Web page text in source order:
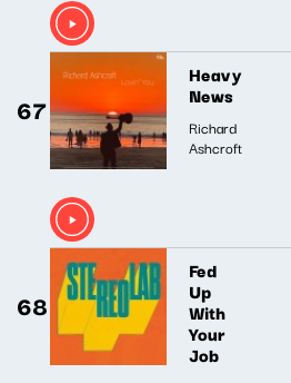
67
Heavy
News
Richard
Ashcroft
68
Fed
Up
With
Your
Job